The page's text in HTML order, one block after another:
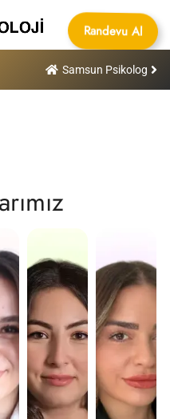
Randevu Al
Samsun Psikolog